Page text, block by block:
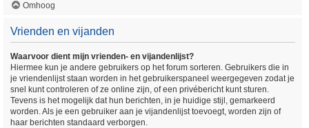
Omhoog
Vrienden en vijanden
Waarvoor dient mijn vrienden- en vijandenlijst?
Hiermee kun je andere gebruikers op het forum sorteren. Gebruikers die in
je vriendenlijst staan worden in het gebruikerspaneel weergegeven zodat je
snel kunt controleren of ze online zijn, of een privébericht kunt sturen.
Tevens is het mogelijk dat hun berichten, in je huidige stijl, gemarkeerd
worden. Als je een gebruiker aan je vijandenlijst toevoegt, worden zijn of
haar berichten standaard verborgen.